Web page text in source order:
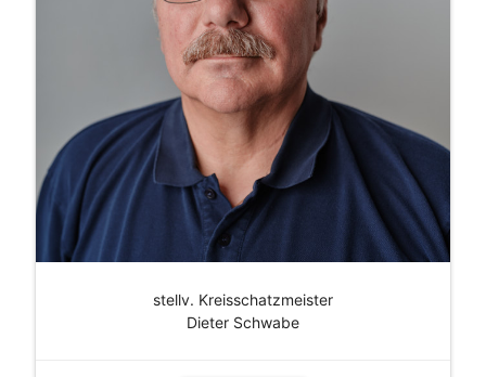
stellv. Kreisschatzmeister
Dieter Schwabe